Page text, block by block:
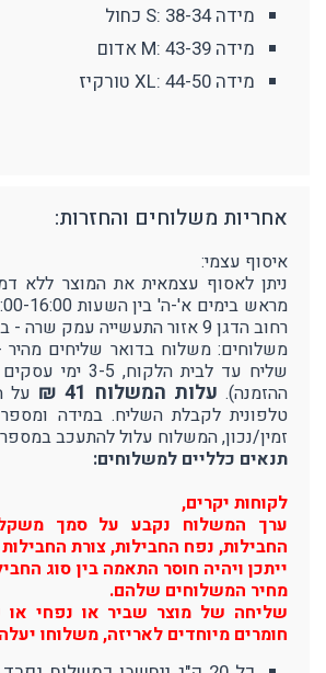
מידה S: 38-34 כחול
מידה M: 43-39 אדום
מידה XL: 44-50 טורקיז
אחריות משלוחים והחזרות:
איסוף עצמי:
ניתן לאסוף עצמאית את המוצר ללא
רחוב הדגן 9 אזור התעשייה עמק שרה - באר שבע.
משלוחים: משלוח בדואר שליחים
שליח עד לבית
ההזמנה). עלות המשלוח 41 ₪
על
טלפונית לקבלת השליח. במידה
זמין/נכון, המשלוח עלול להתעכב
תנאים כלליים למשלוחים:
לקוחות יקרים,
ערך המשלוח נקבע על סמך
החבילות, נפח החבילות, צורת החבילות
ייתכן ויהיה חוסר התאמה בין סוג
מחיר המשלוחים שלהם.
שליחה של מוצר שביר או נפחי או
חומרים מיוחדים לאריזה, משלוחו